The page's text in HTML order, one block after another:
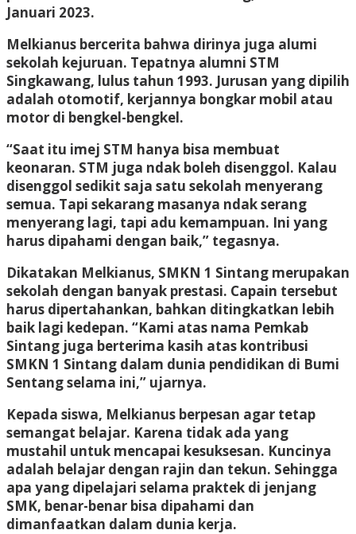
Januari 2023.
Melkianus bercerita bahwa dirinya juga alumi
sekolah kejuruan. Tepatnya alumni STM
Singkawang, lulus tahun 1993. Jurusan yang dipilih
adalah otomotif, kerjannya bongkar mobil atau
motor di bengkel-bengkel.
“Saat itu imej STM hanya bisa membuat
keonaran. STM juga ndak boleh disenggol. Kalau
disenggol sedikit saja satu sekolah menyerang
semua. Tapi sekarang masanya ndak serang
menyerang lagi, tapi adu kemampuan. Ini yang
harus dipahami dengan baik,” tegasnya.
Dikatakan Melkianus, SMKN 1 Sintang merupakan
sekolah dengan banyak prestasi. Capain tersebut
harus dipertahankan, bahkan ditingkatkan lebih
baik lagi kedepan. “Kami atas nama Pemkab
Sintang juga berterima kasih atas kontribusi
SMKN 1 Sintang dalam dunia pendidikan di Bumi
Sentang selama ini,” ujarnya.
Kepada siswa, Melkianus berpesan agar tetap
semangat belajar. Karena tidak ada yang
mustahil untuk mencapai kesuksesan. Kuncinya
adalah belajar dengan rajin dan tekun. Sehingga
apa yang dipelajari selama praktek di jenjang
SMK, benar-benar bisa dipahami dan
dimanfaatkan dalam dunia kerja.